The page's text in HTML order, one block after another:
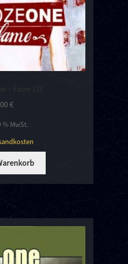
– Fame CD
€
% MwSt.